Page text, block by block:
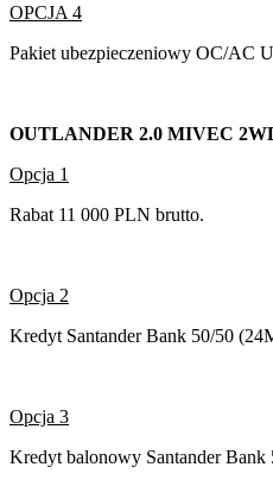
OPCJA 4
Pakiet ubezpieczeniowy OC/AC
OUTLANDER 2.0 MIVEC
Opcja 1
Rabat 11 000 PLN brutto.
Opcja 2
Kredyt Santander Bank 50/50
Opcja 3
Kredyt balonowy Santander